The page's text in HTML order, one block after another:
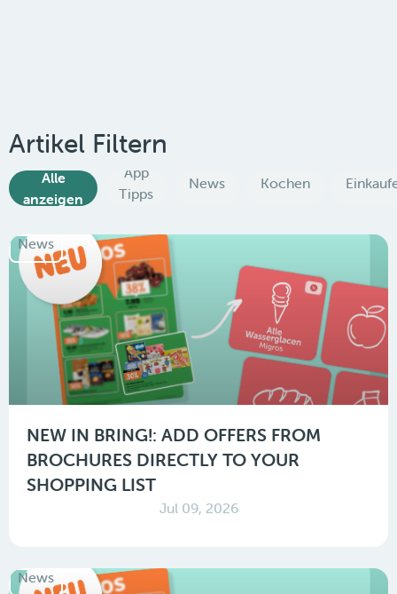
Artikel Filtern
Alle
anzeigen
App
Tipps
News Kochen
News
NEW IN BRING!: ADD OFFERS FROM
BROCHURES DIRECTLY TO YOUR
SHOPPING LIST
Jul 09, 2026
News